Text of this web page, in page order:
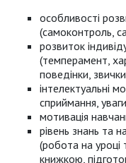
особливості
(самоконтроль,
розвиток
(темперамент,
поведінки,
інтелектуальні
сприймання,
мотивація
рівень знань та
(робота на
книжкою,